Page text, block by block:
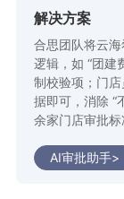
解决方案
合思团队将云
逻辑，如 “团建
制校验项；门
据即可，消除 “
余家门店审批标
AI审批助手>